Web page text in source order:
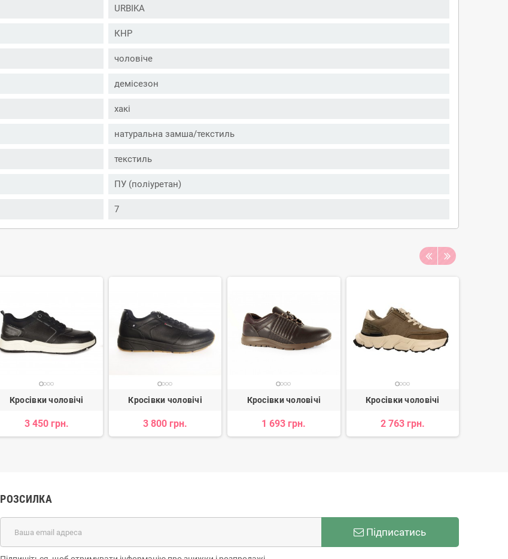
URBIKA
КНР
чоловіче
демісезон
хакі
натуральна замша/текстиль
текстиль
ПУ (поліуретан)
7
Кросівки чоловічі
3 450 грн.
Кросівки чоловічі
3 800 грн.
Кросівки чоловічі
1 693 грн.
Кросівки чоловічі
2 763 грн.
РОЗСИЛКА
Підписатись